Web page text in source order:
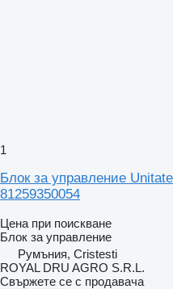
1
Блок за управление
81259350054
Цена при поискване
Блок за управление
Румъния, Cristesti
ROYAL DRU AGRO S.R.L.
Свържете се с продавача